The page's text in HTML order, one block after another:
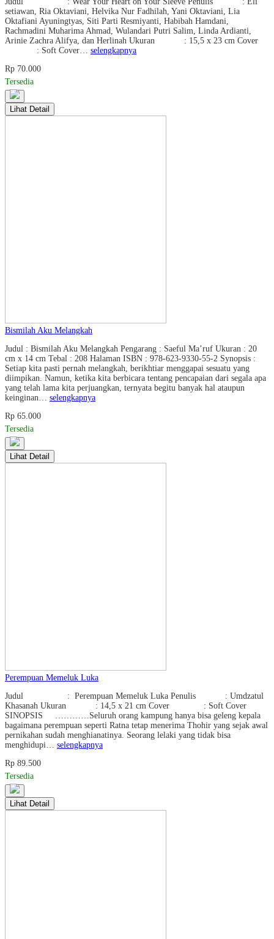
setiawan, Ria Oktaviani, Helvika Nur Fadhilah, Yani Oktaviani, Lia
Oktafiani Ayuningtyas, Siti Parti Resmiyanti, Habibah Hamdani,
Rachmadini Muharima Ahmad, Wulandari Putri Salim, Linda Ardianti,
Arinie Zachra Alifya, dan Herlinah Ukuran : 15,5 x 23 cm Cover
: Soft Cover… selengkapnya
Rp 70.000
Tersedia
Lihat Detail
Bismilah Aku Melangkah
Judul : Bismilah Aku Melangkah Pengarang : Saeful Ma’ruf Ukuran : 20
cm x 14 cm Tebal : 208 Halaman ISBN : 978-623-9330-55-2 Synopsis :
Setiap kita pasti pernah melangkah, berikhtiar menggapai sesuatu yang
diimpikan. Namun, ketika kita berbicara tentang pencapaian dari segala apa
yang telah lama kita perjuangkan, ternyata begitu banyak hal ataupun
keinginan… selengkapnya
Rp 65.000
Tersedia
Lihat Detail
Perempuan Memeluk Luka
Judul : Perempuan Memeluk Luka Penulis : Umdzatul
Khasanah Ukuran : 14,5 x 21 cm Cover : Soft Cover
SINOPSIS …………Seluruh orang kampung hanya bisa geleng kepala
bagaimana perempuan seperti Ratna tetap menerima Thohir yang sejak awal
pernikahan sudah menghianatinya. Seorang lelaki yang tidak bisa
menghidupi… selengkapnya
Rp 89.500
Tersedia
Lihat Detail